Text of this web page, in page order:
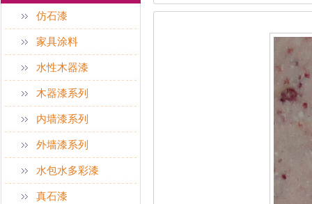
仿石漆
家具涂料
水性木器漆
木器漆系列
内墙漆系列
外墙漆系列
水包水多彩漆
真石漆